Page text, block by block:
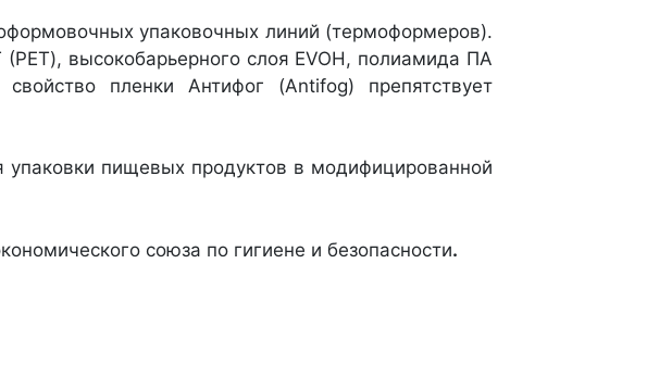
упаковочных линий (термоформеров).
высокобарьерного слоя EVOH, полиамида ПА
пленки Антифог (Antifog) препятствует
пищевых продуктов в модифицированной
союза по гигиене и безопасности.